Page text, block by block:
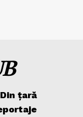
Din țară